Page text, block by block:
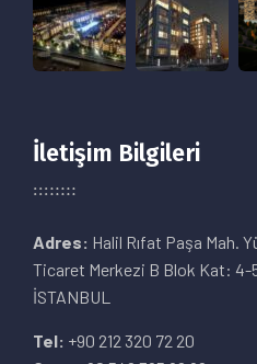
İletişim Bilgileri
Adres: Halil Rıfat Paşa Mah.
Ticaret Merkezi B Blok Kat: 4-
İSTANBUL
Tel: +90 212 320 72 20